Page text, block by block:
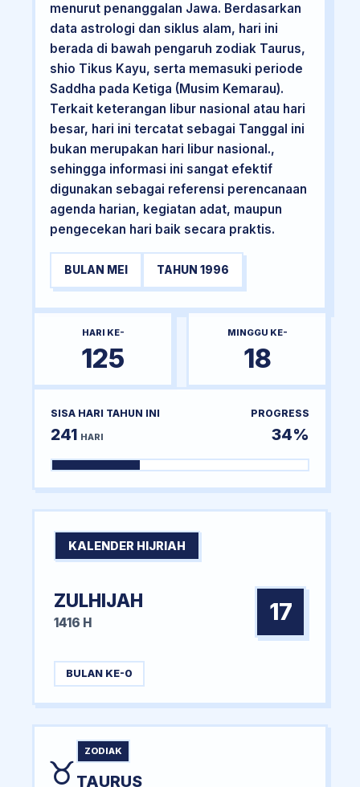
menurut penanggalan Jawa. Berdasarkan
data astrologi dan siklus alam, hari ini
berada di bawah pengaruh zodiak Taurus,
shio Tikus Kayu, serta memasuki periode
Saddha pada Ketiga (Musim Kemarau).
Terkait keterangan libur nasional atau hari
besar, hari ini tercatat sebagai Tanggal ini
bukan merupakan hari libur nasional.,
sehingga informasi ini sangat efektif
digunakan sebagai referensi perencanaan
agenda harian, kegiatan adat, maupun
pengecekan hari baik secara praktis.
BULAN MEI TAHUN 1996
HARI KE-
125
MINGGU KE-
18
SISA HARI TAHUN INI
241 HARI
PROGRESS
34%
KALENDER HIJRIAH
ZULHIJAH
1416 H 17
BULAN KE-0
♉
ZODIAK
TAURUS